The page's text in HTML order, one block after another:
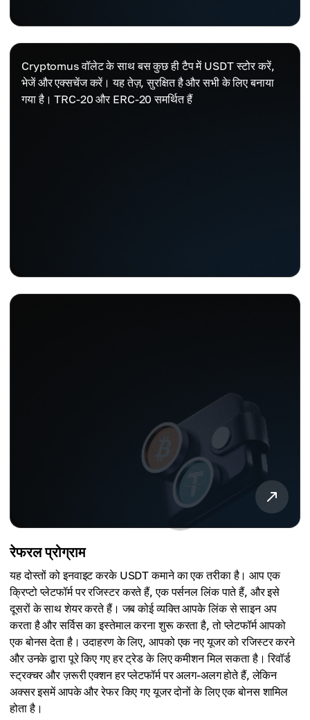
Cryptomus वॉलेट के साथ बस कुछ ही टैप में USDT स्टोर करें,
भेजें और एक्सचेंज करें। यह तेज़, सुरक्षित है और सभी के लिए बनाया
गया है। TRC-20 और ERC-20 समर्थित हैं
रेफरल प्रोग्राम
यह दोस्तों को इनवाइट करके USDT कमाने का एक तरीका है। आप एक
क्रिप्टो प्लेटफॉर्म पर रजिस्टर करते हैं, एक पर्सनल लिंक पाते हैं, और इसे
दूसरों के साथ शेयर करते हैं। जब कोई व्यक्ति आपके लिंक से साइन अप
करता है और सर्विस का इस्तेमाल करना शुरू करता है, तो प्लेटफॉर्म आपको
एक बोनस देता है। उदाहरण के लिए, आपको एक नए यूजर को रजिस्टर करने
और उनके द्वारा पूरे किए गए हर ट्रेड के लिए कमीशन मिल सकता है। रिवॉर्ड
स्ट्रक्चर और ज़रूरी एक्शन हर प्लेटफॉर्म पर अलग-अलग होते हैं, लेकिन
अक्सर इसमें आपके और रेफर किए गए यूजर दोनों के लिए एक बोनस शामिल
होता है।